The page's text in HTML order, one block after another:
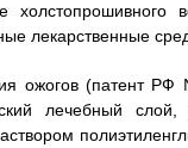
лекарственные
ожогов (патент
лечебный слой,